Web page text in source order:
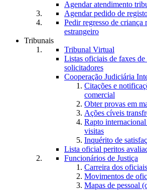
Agendar atendimento
Agendar pedido de
Pedir regresso de
estrangeiro
Tribunais
Tribunal Virtual
Listas oficiais de faxes de
solicitadores
Cooperação Judiciária
Citações e
comercial
Obter provas em
Ações cíveis
Rapto
visitas
Inquérito de
Lista oficial peritos
Funcionários de Justiça
Carreira dos
Movimentos de
Mapas de pessoal